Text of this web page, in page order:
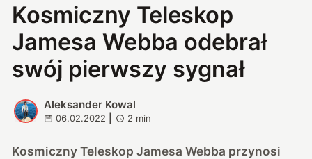
Kosmiczny Teleskop
Jamesa Webba odebrał
swój pierwszy sygnał
A
Aleksander Kowal
06.02.2022 2 min
Kosmiczny Teleskop Jamesa Webba przynosi